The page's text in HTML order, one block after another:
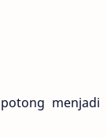
menjadi